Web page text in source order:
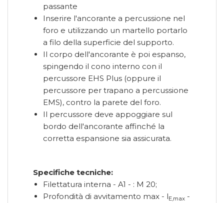
passante
Inserire l'ancorante a percussione nel
foro e utilizzando un martello portarlo
a filo della superficie del supporto.
Il corpo dell'ancorante è poi espanso,
spingendo il cono interno con il
percussore EHS Plus (oppure il
percussore per trapano a percussione
EMS), contro la parete del foro.
Il percussore deve appoggiare sul
bordo dell'ancorante affinché la
corretta espansione sia assicurata.
Specifiche tecniche:
Filettatura interna - A1 - : M 20;
Profondità di avvitamento max - lE,max -